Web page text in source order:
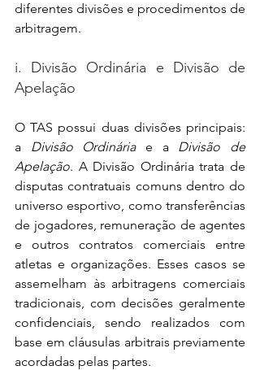
diferentes divisões e procedimentos de
arbitragem.
i. Divisão Ordinária e Divisão de
Apelação
O TAS possui duas divisões principais:
a Divisão Ordinária e a Divisão de
Apelação. A Divisão Ordinária trata de
disputas contratuais comuns dentro do
universo esportivo, como transferências
de jogadores, remuneração de agentes
e outros contratos comerciais entre
atletas e organizações. Esses casos se
assemelham às arbitragens comerciais
tradicionais, com decisões geralmente
confidenciais, sendo realizados com
base em cláusulas arbitrais previamente
acordadas pelas partes.